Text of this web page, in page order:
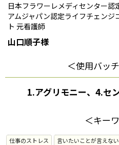
日本フラワーレメディセンター
アムジャパン認定ライフチェンジ
ト 元看護師
山口順子様
＜使用バッ
1.アグリモニー、4.セ
＜キー
仕事のストレス 言いたいことが言えない